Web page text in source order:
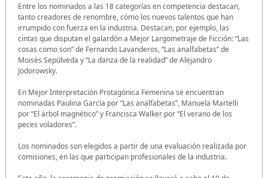
Entre los nominados a las 18 categorías en competencia destacan,
tanto creadores de renombre, cómo los nuevos talentos que han
irrumpido con fuerza en la industria. Destacan, por ejemplo, las
cintas que disputan el galardón a Mejor Largometraje de Ficción: “Las
cosas como son” de Fernando Lavanderos, “Las analfabetas” de
Moisés Sepúlveda y “La danza de la realidad” de Alejandro
Jodorowsky.
En Mejor Interpretación Protagónica Femenina se encuentran
nominadas Paulina García por “Las analfabetas”, Manuela Martelli
por “El árbol magnético” y Francisca Walker por “El verano de los
peces voladores”.
Los nominados son elegidos a partir de una evaluación realizada por
comisiones, en las que participan profesionales de la industria.